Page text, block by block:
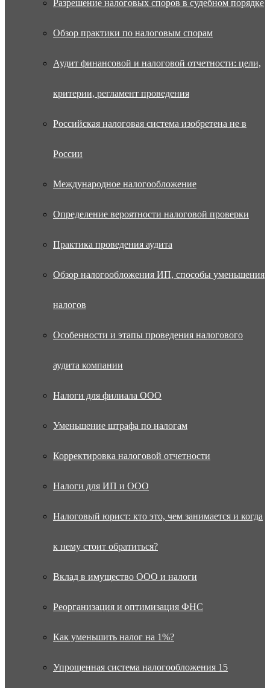
Разрешение налоговых споров в судебном порядке
Обзор практики по налоговым спорам
Аудит финансовой и налоговой отчетности: цели,
критерии, регламент проведения
Российская налоговая система изобретена не в
России
Международное налогообложение
Определение вероятности налоговой проверки
Практика проведения аудита
Обзор налогообложения ИП, способы уменьшения
налогов
Особенности и этапы проведения налогового
аудита компании
Налоги для филиала ООО
Уменьшение штрафа по налогам
Корректировка налоговой отчетности
Налоги для ИП и ООО
Налоговый юрист: кто это, чем занимается и когда
к нему стоит обратиться?
Вклад в имущество ООО и налоги
Реорганизация и оптимизация ФНС
Как уменьшить налог на 1%?
Упрощенная система налогообложения 15